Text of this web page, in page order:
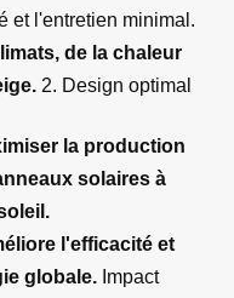
et l'entretien minimal.
de la chaleur
2. Design optimal
la production
solaires à
l'efficacité et
globale. Impact